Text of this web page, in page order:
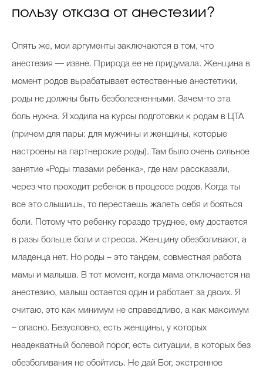
пользу отказа от анестезии?
Опять же, мои аргументы заключаются в том, что
анестезия — извне. Природа ее не придумала. Женщина в
момент родов вырабатывает естественные анестетики,
роды не должны быть безболезненными. Зачем-то эта
боль нужна. Я ходила на курсы подготовки к родам в ЦТА
(причем для пары: для мужчины и женщины, которые
настроены на партнерские роды). Там было очень сильное
занятие «Роды глазами ребенка», где нам рассказали,
через что проходит ребенок в процессе родов. Когда ты
все это слышишь, то перестаешь жалеть себя и бояться
боли. Потому что ребенку гораздо труднее, ему достается
в разы больше боли и стресса. Женщину обезболивают, а
младенца нет. Но роды – это тандем, совместная работа
мамы и малыша. В тот момент, когда мама отключается на
анестезию, малыш остается один и работает за двоих. Я
считаю, это как минимум не справедливо, а как максимум
– опасно. Безусловно, есть женщины, у которых
неадекватный болевой порог, есть ситуации, в которых без
обезболивания не обойтись. Не дай Бог, экстренное